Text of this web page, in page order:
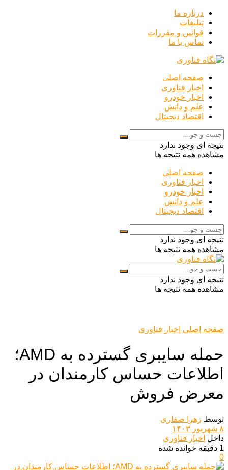
درباره ما
تبلیغات
قوانین و مقررات
تماس با ما
صفحه اصلی
اخبار فناوری
اخبار خودرو
علم و دانش
اقتصاد دیجیتال
نتیجه ای وجود ندارد
مشاهده همه نتیجه ها
صفحه اصلی
اخبار فناوری
اخبار خودرو
علم و دانش
اقتصاد دیجیتال
نتیجه ای وجود ندارد
مشاهده همه نتیجه ها
نتیجه ای وجود ندارد
مشاهده همه نتیجه ها
صفحه اصلی اخبار فناوری
حمله سایبری گسترده به AMD؛
اطلاعات حساس کارمندان در
معرض فروش
توسط زهرا صفاری
۸ شهریور ۱۴۰۳
داخل اخبار فناوری
1 دقیقه خوانده شده
0